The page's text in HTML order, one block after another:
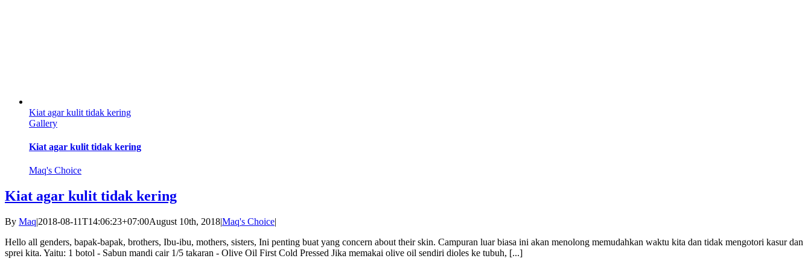
Kiat agar kulit tidak kering
Gallery
Kiat agar kulit tidak kering
Maq's Choice
Kiat agar kulit tidak kering
By Maq|2018-08-11T14:06:23+07:00August 10th, 2018|Maq's Choice|
Hello all genders, bapak-bapak, brothers, Ibu-ibu, mothers, sisters, Ini penting buat yang concern about their skin. Campuran luar biasa ini akan menolong memudahkan waktu kita dan tidak mengotori kasur dan
sprei kita. Yaitu: 1 botol - Sabun mandi cair 1/5 takaran - Olive Oil First Cold Pressed Jika memakai olive oil sendiri dioles ke tubuh, [...]